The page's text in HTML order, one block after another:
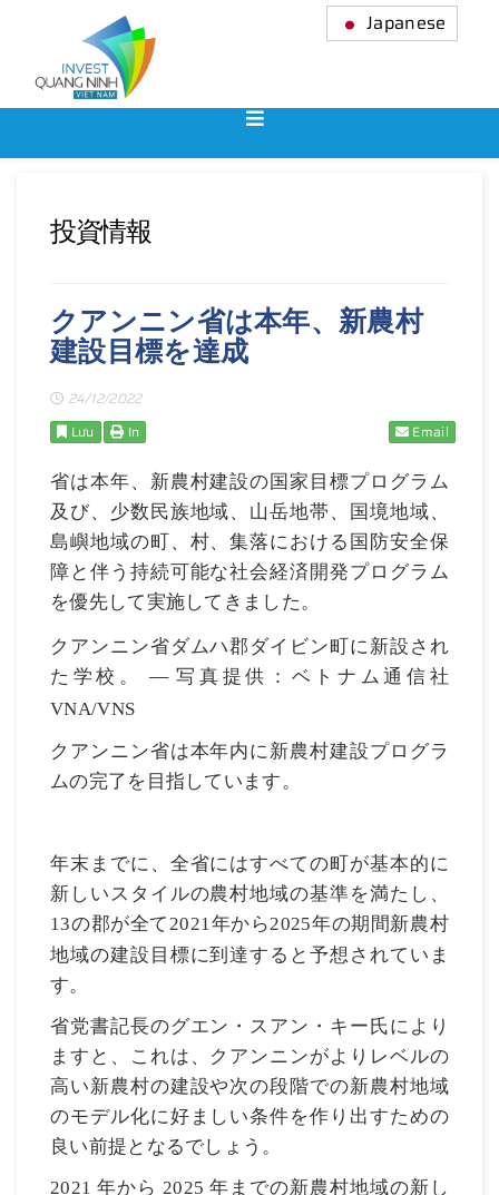
Japanese
投資情報
クアンニン省は本年、新農村
建設目標を達成
24/12/2022
Lưu
In Email
省は本年、新農村建設の国家目標プログラム
及び、少数民族地域、山岳地帯、国境地域、
島嶼地域の町、村、集落における国防安全保
障と伴う持続可能な社会経済開発プログラム
を優先して実施してきました。
クアンニン省ダムハ郡ダイビン町に新設され
た学校。
— 写真提供：ベトナム通信社
VNA/VNS
クアンニン省は本年内に新農村建設プログラ
ムの完了を目指しています。
年末までに、全省にはすべての町が基本的に
新しいスタイルの農村地域の基準を満たし、
13の郡が全て2021年から2025年の期間新農村
地域の建設目標に到達すると予想されていま
す。
省党書記長のグエン・スアン・キー氏により
ますと、これは、クアンニンがよりレベルの
高い新農村の建設や次の段階での新農村地域
のモデル化に好ましい条件を作り出すための
良い前提となるでしょう。
2021年から 2025年までの新農村地域の新し